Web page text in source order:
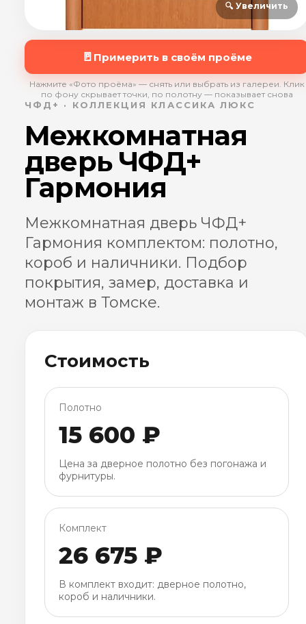
🔍 Увеличить
🚪 Примерить в своём проёме
Нажмите «Фото проёма» — снять или выбрать из галереи. Клик
по фону скрывает точки, по полотну — показывает снова
ЧФД+ · КОЛЛЕКЦИЯ КЛАССИКА ЛЮКС
Межкомнатная
дверь ЧФД+
Гармония
Межкомнатная дверь ЧФД+
Гармония комплектом: полотно,
короб и наличники. Подбор
покрытия, замер, доставка и
монтаж в Томске.
Стоимость
Полотно
15 600 ₽
Цена за дверное полотно без погонажа и
фурнитуры.
Комплект
26 675 ₽
В комплект входит: дверное полотно,
короб и наличники.